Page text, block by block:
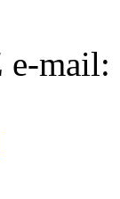
mail: